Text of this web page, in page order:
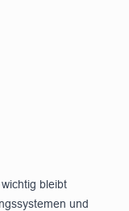
bleibt
und